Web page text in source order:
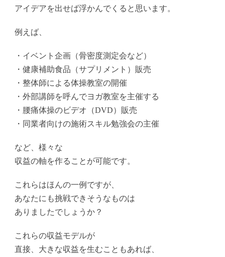
アイデアを出せば浮かんでくると思います。
例えば、
・イベント企画（骨密度測定会など）
・健康補助食品（サプリメント）販売
・整体師による体操教室の開催
・外部講師を呼んでヨガ教室を主催する
・腰痛体操のビデオ（DVD）販売
・同業者向けの施術スキル勉強会の主催
など、様々な
収益の軸を作ることが可能です。
これらはほんの一例ですが、
あなたにも挑戦できそうなものは
ありましたでしょうか？
これらの収益モデルが
直接、大きな収益を生むこともあれば、